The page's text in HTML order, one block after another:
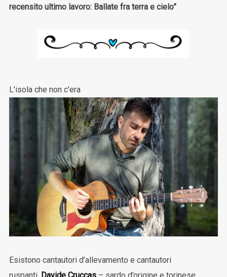
recensito ultimo lavoro: Ballate fra terra e cielo”
L’isola che non c’era
Esistono cantautori d’allevamento e cantautori